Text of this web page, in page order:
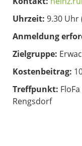
Uhrzeit: 9.30 Uhr
Anmeldung
Zielgruppe:
Kostenbeitrag:
Treffpunkt:
Rengsdorf